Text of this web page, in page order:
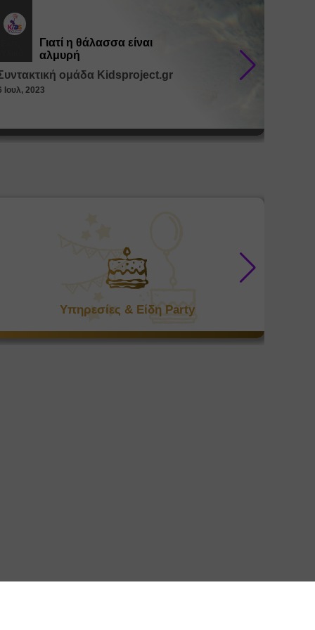
Γιατί η θάλασσα είναι
αλμυρή
ομάδα Kidsproject.gr
Ιουλ, 2023
Υπηρεσίες & Είδη Party